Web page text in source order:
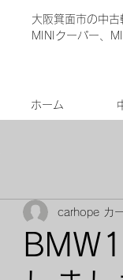
大阪箕面市の中
MINIクーパー、
ホーム
carhope カ